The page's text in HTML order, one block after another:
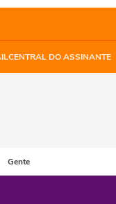
CENTRAL DO ASSINANTE
Gente